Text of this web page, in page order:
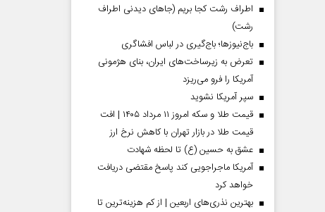
اطراف رشت کجا بریم (جاهای دیدنی اطراف
رشت)
باج‌نیوزها؛ باج‌گیری در لباس افشاگری
تعرض به زیرساخت‌های ایران، بنای هژمونی
آمریکا را فرو می‌ریزد
سپر آمریکا نشوید
قیمت طلا و سکه امروز ۱۱ مرداد ۱۴۰۵ | افت
قیمت طلا در بازار تهران با کاهش نرخ ارز
عشق به حسین (ع) تا لحظه شهادت
آمریکا ماجراجویی کند پاسخ مقتضی دریافت
خواهد کرد
بهترین نذری‌های اربعین | از کم هزینه‌ترین تا